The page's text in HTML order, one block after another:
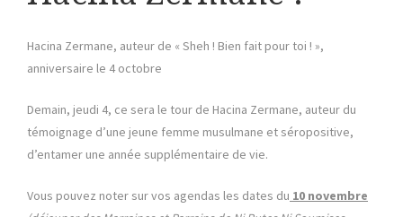
Hacina Zermane, auteur de « Sheh ! Bien fait pour toi ! »,
anniversaire le 4 octobre
Demain, jeudi 4, ce sera le tour de Hacina Zermane, auteur du
témoignage d’une jeune femme musulmane et séropositive,
d’entamer une année supplémentaire de vie.
Vous pouvez noter sur vos agendas les dates du 10 novembre